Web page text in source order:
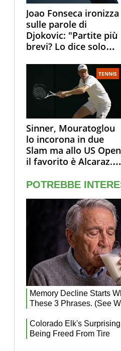
Joao Fonseca ironizza
sulle parole di
Djokovic: "Partite più
brevi? Lo dice solo
invecchiando..."
TENNIS
Sinner, Mouratoglou
lo incorona in due
Slam ma allo US Open
il favorito è Alcaraz.
museo